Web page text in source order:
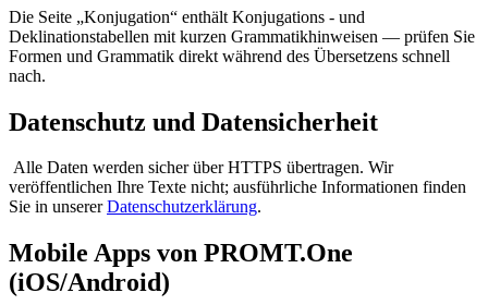
Die Seite „Konjugation“ enthält Konjugations - und
Deklinationstabellen mit kurzen Grammatikhinweisen — prüfen Sie
Formen und Grammatik direkt während des Übersetzens schnell
nach.
Datenschutz und Datensicherheit
Alle Daten werden sicher über HTTPS übertragen. Wir
veröffentlichen Ihre Texte nicht; ausführliche Informationen finden
Sie in unsererDatenschutzerklärung.
Mobile Apps von PROMT.One
(iOS/Android)